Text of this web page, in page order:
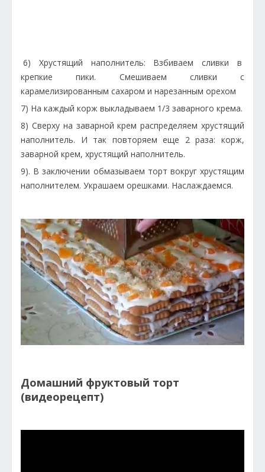
6) Хрустящий наполнитель: Взбиваем сливки в
крепкие пики. Смешиваем сливки с
карамелизированным сахаром и нарезанным орехом
7) На каждый корж выкладываем 1/3 заварного крема.
8) Сверху на заварной крем распределяем хрустящий
наполнитель. И так повторяем еще 2 раза: корж,
заварной крем, хрустящий наполнитель.
9). В заключении обмазываем торт вокруг хрустящим
наполнителем. Украшаем орешками. Наслаждаемся.
Домашний фруктовый торт
(видеорецепт)